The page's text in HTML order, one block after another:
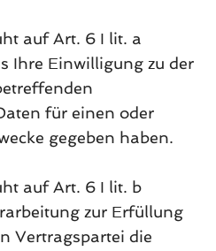
auf Art. 6 I lit. a
Ihre Einwilligung zu der
für einen oder
gegeben haben.
auf Art. 6 I lit. b
zur Erfüllung
Vertragspartei die